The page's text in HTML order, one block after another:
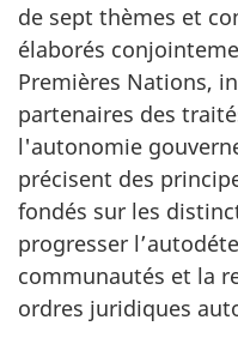
de sept thèmes et
élaborés
Premières Nations,
partenaires des
l'autonomie
précisent des
fondés sur les
progresser
communautés et la
ordres juridiques